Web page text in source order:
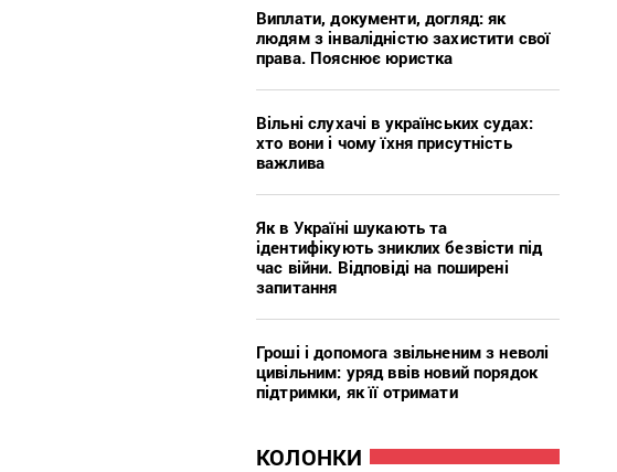
Виплати, документи, догляд: як
людям з інвалідністю захистити свої
права. Пояснює юристка
Вільні слухачі в українських судах:
хто вони і чому їхня присутність
важлива
Як в Україні шукають та
ідентифікують зниклих безвісти під
час війни. Відповіді на поширені
запитання
Гроші і допомога звільненим з неволі
цивільним: уряд ввів новий порядок
підтримки, як її отримати
КОЛОНКИ